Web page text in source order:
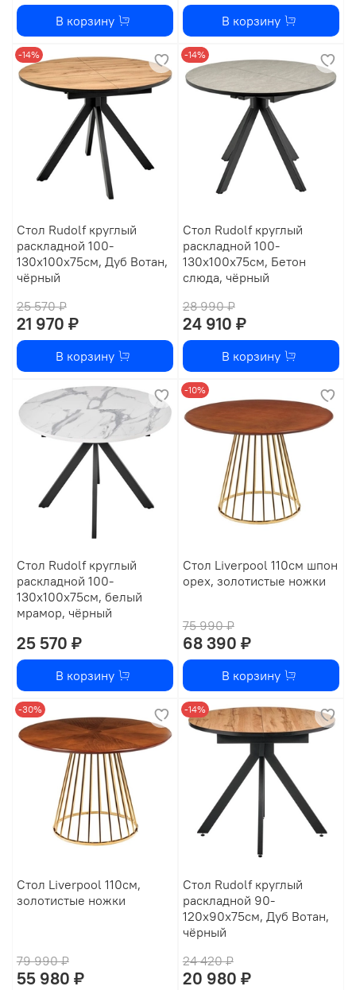
В корзину В корзину
-14%
Стол Rudolf круглый
раскладной 100-
130x100x75см, Дуб Вотан,
чёрный
25 570 ₽
21 970 ₽
В корзину
-14%
Стол Rudolf круглый
раскладной 100-
130x100x75см, Бетон
слюда, чёрный
28 990 ₽
24 910 ₽
В корзину
Стол Rudolf круглый
раскладной 100-
130x100x75см, белый
мрамор, чёрный
25 570 ₽
В корзину
-10%
Стол Liverpool 110см шпон
орех, золотистые ножки
75 990 ₽
68 390 ₽
В корзину
-30%
Стол Liverpool 110см,
золотистые ножки
79 990 ₽
55 980 ₽
-14%
Стол Rudolf круглый
раскладной 90-
120x90x75см, Дуб Вотан,
чёрный
24 420 ₽
20 980 ₽